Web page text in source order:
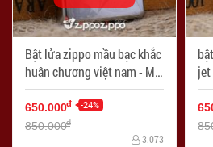
Bật lửa zippo mầu bạc khắc
huân chương việt nam - Mã
SP: ZPC1443
650.000đ -24%
850.000đ
3.073